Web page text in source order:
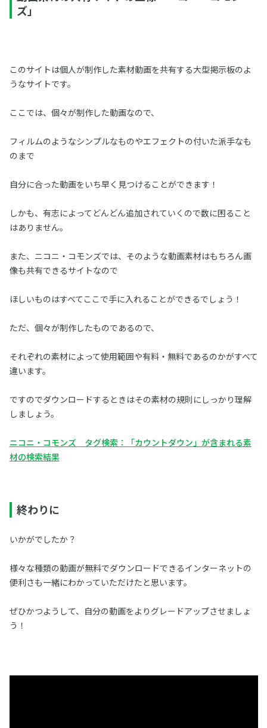
ズ」
このサイトは個人が制作した素材動画を共有する大型掲示板のよ
うなサイトです。
ここでは、個々が制作した動画なので、
フィルムのようなシンプルなものやエフェクトの付いた派手なも
のまで
自分に合った動画をいち早く見つけることができます！
しかも、有志によってどんどん追加されていくので数に困ること
はありません。
また、ニコニ・コモンズでは、そのような動画素材はもちろん画
像も共有できるサイトなので
ほしいものはすべてここで手に入れることができるでしょう！
ただ、個々が制作したものであるので、
それぞれの素材によって使用範囲や有料・無料であるのかがすべて
違います。
ですのでダウンロードするときはその素材の規則にしっかり理解
しましょう。
ニコニ・コモンズ タグ検索：「カウントダウン」が含まれる素
材の検索結果
終わりに
いかがでしたか？
様々な種類の動画が無料でダウンロードできるインターネットの
便利さも一緒にわかっていただけたと思います。
ぜひかつようして、自分の動画をよりグレードアップさせましょ
う！